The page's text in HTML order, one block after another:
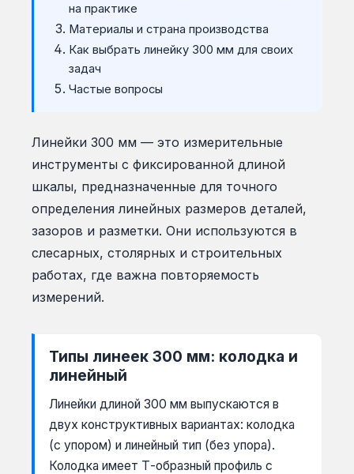
на практике
Материалы и страна производства
Как выбрать линейку 300 мм для своих
задач
Частые вопросы
Линейки 300 мм — это измерительные
инструменты с фиксированной длиной
шкалы, предназначенные для точного
определения линейных размеров деталей,
зазоров и разметки. Они используются в
слесарных, столярных и строительных
работах, где важна повторяемость
измерений.
Типы линеек 300 мм: колодка и
линейный
Линейки длиной 300 мм выпускаются в
двух конструктивных вариантах: колодка
(с упором) и линейный тип (без упора).
Колодка имеет Т-образный профиль с